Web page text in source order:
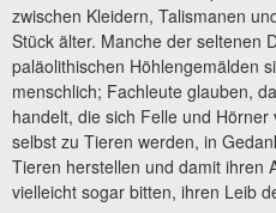
zwischen Kleidern, Talismanen
Stück älter. Manche der seltenen
paläolithischen Höhlengemälden
menschlich; Fachleute glauben,
handelt, die sich Felle und
selbst zu Tieren werden, in
Tieren herstellen und damit ihren
vielleicht sogar bitten, ihren Leib